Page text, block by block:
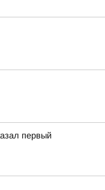
первый